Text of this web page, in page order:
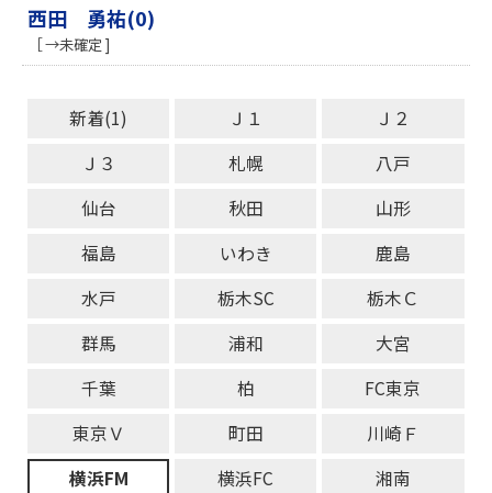
西田 勇祐(0)
［ →未確定 ]
新着(1) Ｊ１
Ｊ２
Ｊ３
札幌
八戸
仙台
秋田
山形
福島
いわき
鹿島
水戸
栃木SC
栃木Ｃ
群馬
浦和
大宮
千葉
柏
FC東京
東京Ｖ
町田
川崎Ｆ
横浜FM
横浜FC
湘南